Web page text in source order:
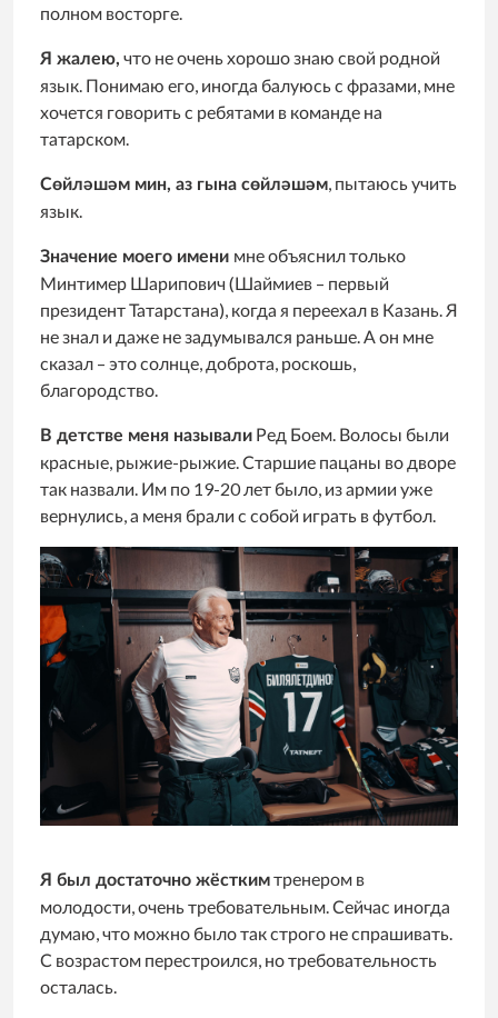
полном восторге.
Я жалею, что не очень хорошо знаю свой родной
язык. Понимаю его, иногда балуюсь с фразами, мне
хочется говорить с ребятами в команде на
татарском.
Сөйләшәм мин, аз гына сөйләшәм, пытаюсь учить
язык.
Значение моего имени мне объяснил только
Минтимер Шарипович (Шаймиев – первый
президент Татарстана), когда я переехал в Казань. Я
не знал и даже не задумывался раньше. А он мне
сказал – это солнце, доброта, роскошь,
благородство.
В детстве меня называли Ред Боем. Волосы были
красные, рыжие-рыжие. Старшие пацаны во дворе
так назвали. Им по 19-20 лет было, из армии уже
вернулись, а меня брали с собой играть в футбол.
Я был достаточно жёсткимтренером в
молодости, очень требовательным. Сейчас иногда
думаю, что можно было так строго не спрашивать.
С возрастом перестроился, но требовательность
осталась.